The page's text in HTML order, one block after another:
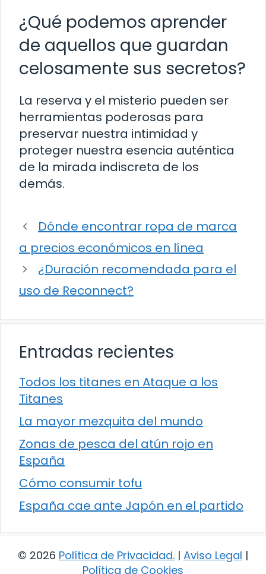
¿Qué podemos aprender
de aquellos que guardan
celosamente sus secretos?
La reserva y el misterio pueden ser
herramientas poderosas para
preservar nuestra intimidad y
proteger nuestra esencia auténtica
de la mirada indiscreta de los
demás.
Dónde encontrar ropa de marca
a precios económicos en línea
¿Duración recomendada para el
uso de Reconnect?
Entradas recientes
Todos los titanes en Ataque a los
Titanes
La mayor mezquita del mundo
Zonas de pesca del atún rojo en
España
Cómo consumir tofu
España cae ante Japón en el partido
© 2026 Política de Privacidad. | Aviso Legal |
Política de Cookies